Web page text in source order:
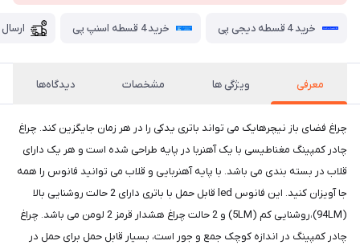
خرید 4 قسطه دیجی پی خرید 4 قسطه اسنپ پی
معرفی ویژگی ها مشخصات دیدگاه‌ها
چراغ فضای باز نیچرهایک می تواند باتری یدکی را در هر زمان جایگزین کند. چراغ
چادر کمپینگ مغناطیسی با یک آهنربا در پایه طراحی شده است و هر یک دارای
قلاب در بسته بندی می باشد. با پایه آهنربایی و قلاب می توانید فانوس را همه
جا آویزان کنید. این فانوس led قابل حمل با باتری دارای 2 حالت روشنایی بالا
(94LM)،روشنایی کم (5LM) و 2 حالت چراغ هشدار قرمز 2 لومن می باشد. چراغ
چادر کمپینگ در اندازه کوچک جمع و جور است، بسیار قابل حمل برای حمل در